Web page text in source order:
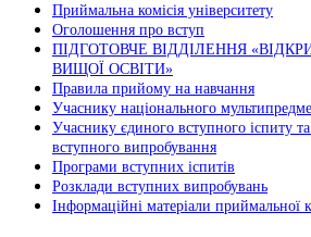
Приймальна комісія університету
Оголошення про вступ
ПІДГОТОВЧЕ ВІДДІЛЕННЯ
ВИЩОЇ ОСВІТИ»
Правила прийому на навчання
Учаснику національного
Учаснику єдиного вступного іспиту
вступного випробування
Програми вступних іспитів
Розклади вступних випробувань
Інформаційні матеріали приймальної